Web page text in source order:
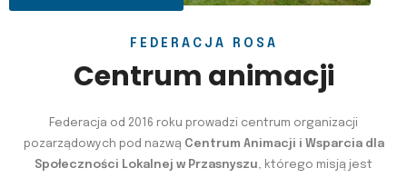
FEDERACJA ROSA
Centrum animacji
Federacja od 2016 roku prowadzi centrum organizacji
pozarządowych pod nazwą Centrum Animacji i Wsparcia dla
Społeczności Lokalnej w Przasnyszu, którego misją jest